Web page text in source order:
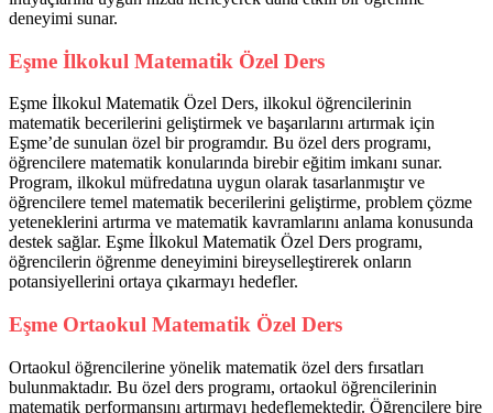
deneyimi sunar.
Eşme İlkokul Matematik Özel Ders
Eşme İlkokul Matematik Özel Ders, ilkokul öğrencilerinin
matematik becerilerini geliştirmek ve başarılarını artırmak için
Eşme’de sunulan özel bir programdır. Bu özel ders programı,
öğrencilere matematik konularında birebir eğitim imkanı sunar.
Program, ilkokul müfredatına uygun olarak tasarlanmıştır ve
öğrencilere temel matematik becerilerini geliştirme, problem çözme
yeteneklerini artırma ve matematik kavramlarını anlama konusunda
destek sağlar. Eşme İlkokul Matematik Özel Ders programı,
öğrencilerin öğrenme deneyimini bireyselleştirerek onların
potansiyellerini ortaya çıkarmayı hedefler.
Eşme Ortaokul Matematik Özel Ders
Ortaokul öğrencilerine yönelik matematik özel ders fırsatları
bulunmaktadır. Bu özel ders programı, ortaokul öğrencilerinin
matematik performansını artırmayı hedeflemektedir. Öğrencilere bire